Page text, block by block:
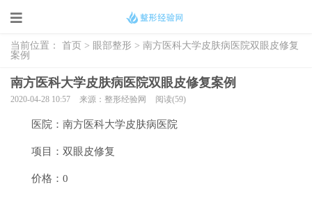
当前位置： 首页 > 眼部整形 > 南方医科大学皮肤病医院双眼皮修复
案例
南方医科大学皮肤病医院双眼皮修复案例
2020-04-28 10:57 来源：整形经验网 阅读(59)
医院：南方医科大学皮肤病医院
项目：双眼皮修复
价格：0